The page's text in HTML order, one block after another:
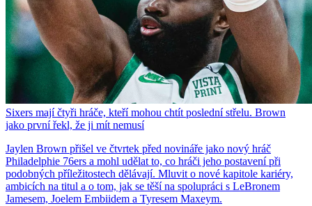
Sixers mají čtyři hráče, kteří mohou chtít poslední střelu. Brown
jako první řekl, že ji mít nemusí
Jaylen Brown přišel ve čtvrtek před novináře jako nový hráč
Philadelphie 76ers a mohl udělat to, co hráči jeho postavení při
podobných příležitostech dělávají. Mluvit o nové kapitole kariéry,
ambicích na titul a o tom, jak se těší na spolupráci s LeBronem
Jamesem, Joelem Embiidem a Tyresem Maxeym.